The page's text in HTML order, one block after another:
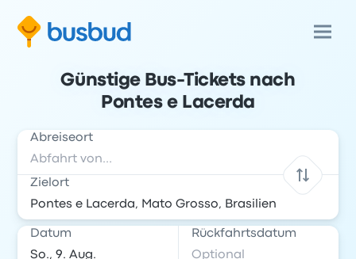
Günstige Bus-Tickets nach
Pontes e Lacerda
Abreiseort
Zielort
Datum Rückfahrtsdatum